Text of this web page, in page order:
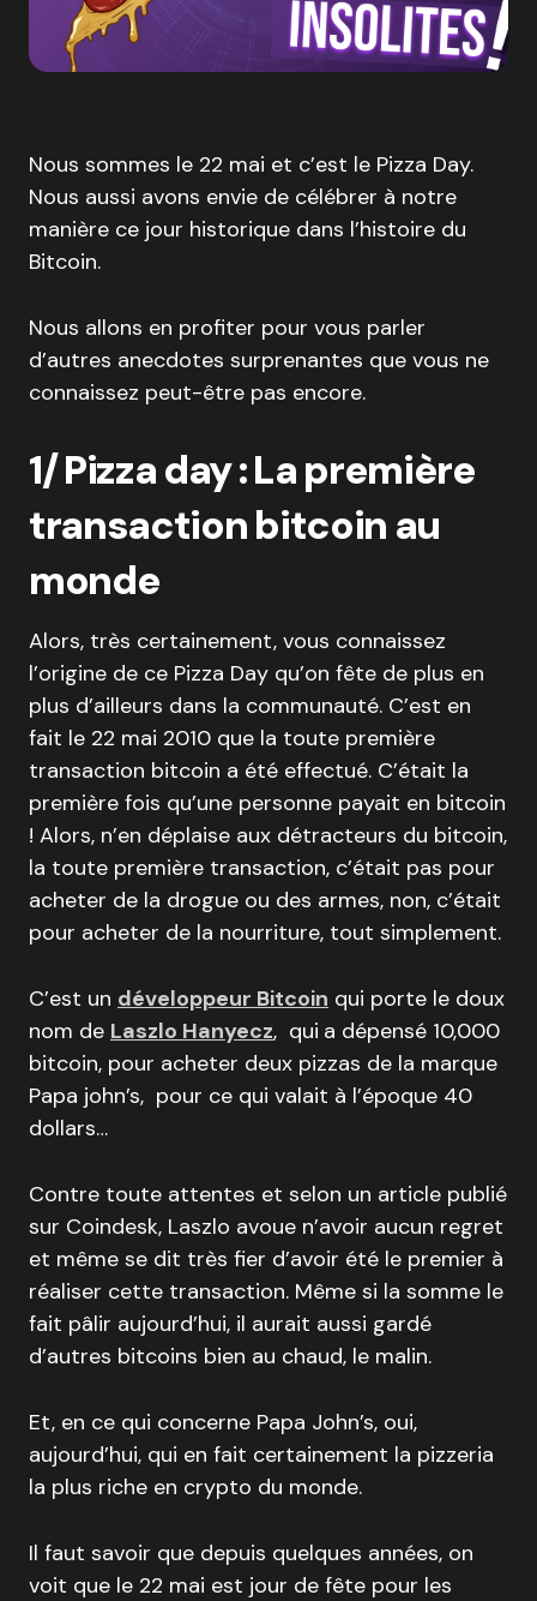
Nous sommes le 22 mai et c’est le Pizza Day.
Nous aussi avons envie de célébrer à notre
manière ce jour historique dans l’histoire du
Bitcoin.
Nous allons en profiter pour vous parler
d’autres anecdotes surprenantes que vous ne
connaissez peut-être pas encore.
1/ Pizza day : La première
transaction bitcoin au
monde
Alors, très certainement, vous connaissez
l’origine de ce Pizza Day qu’on fête de plus en
plus d’ailleurs dans la communauté. C’est en
fait le 22 mai 2010 que la toute première
transaction bitcoin a été effectué. C’était la
première fois qu’une personne payait en bitcoin
! Alors, n’en déplaise aux détracteurs du bitcoin,
la toute première transaction, c’était pas pour
acheter de la drogue ou des armes, non, c’était
pour acheter de la nourriture, tout simplement.
C’est un développeur Bitcoin qui porte le doux
nom de Laszlo Hanyecz, qui a dépensé 10,000
bitcoin, pour acheter deux pizzas de la marque
Papa john’s, pour ce qui valait à l’époque 40
dollars…
Contre toute attentes et selon un article publié
sur Coindesk, Laszlo avoue n’avoir aucun regret
et même se dit très fier d’avoir été le premier à
réaliser cette transaction. Même si la somme le
fait pâlir aujourd’hui, il aurait aussi gardé
d’autres bitcoins bien au chaud, le malin.
Et, en ce qui concerne Papa John’s, oui,
aujourd’hui, qui en fait certainement la pizzeria
la plus riche en crypto du monde.
Il faut savoir que depuis quelques années, on
voit que le 22 mai est jour de fête pour les